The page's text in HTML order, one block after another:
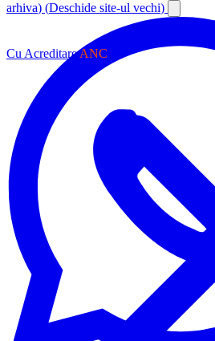
arhiva) (Deschide site-ul vechi)
Cu AcreditareANC